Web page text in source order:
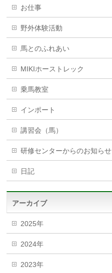
お仕事
野外体験活動
馬とのふれあい
MIKIホーストレック
乗馬教室
インポート
講習会（馬）
研修センターからのお知らせ
日記
アーカイブ
2025年
2024年
2023年